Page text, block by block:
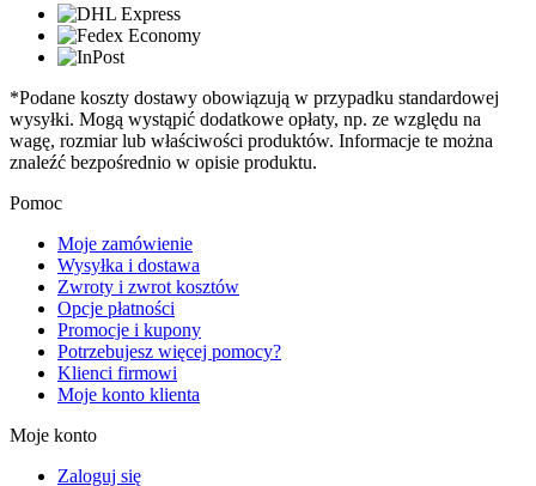
*Podane koszty dostawy obowiązują w przypadku standardowej
wysyłki. Mogą wystąpić dodatkowe opłaty, np. ze względu na
wagę, rozmiar lub właściwości produktów. Informacje te można
znaleźć bezpośrednio w opisie produktu.
Pomoc
Moje zamówienie
Wysyłka i dostawa
Zwroty i zwrot kosztów
Opcje płatności
Promocje i kupony
Potrzebujesz więcej pomocy?
Klienci firmowi
Moje konto klienta
Moje konto
Zaloguj się